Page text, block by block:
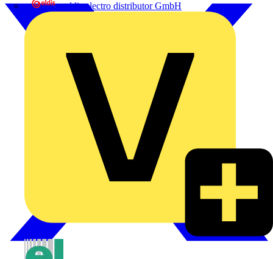
eldis electro distributor GmbH